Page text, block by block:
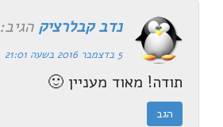
נדב קבלרציק הגיב:
5 בדצמבר 2016 בשעה 21:01
תודה! מאוד מעניין 🙂
הגב